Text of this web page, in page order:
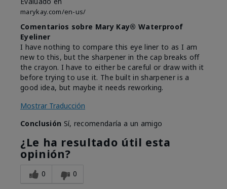
marykay.com/en-us/
Comentarios sobre Mary Kay® Waterproof
Eyeliner
I have nothing to compare this eye liner to as I am
new to this, but the sharpener in the cap breaks off
the crayon. I have to either be careful or draw with it
before trying to use it. The built in sharpener is a
good idea, but maybe it needs reworking.
Mostrar Traducción
Conclusión Sí, recomendaría a un amigo
¿Le ha resultado útil esta
opinión?
0 0